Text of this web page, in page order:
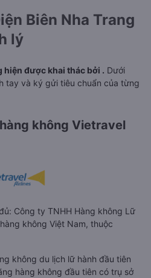
Biên Nha Trang
lý
hiện được khai thác bởi . Dưới
tay và ký gửi tiêu chuẩn của từng
không Vietravel
Công ty TNHH Hàng không Lữ
không Việt Nam, thuộc
không du lịch lữ hành đầu tiên
hàng không đầu tiên có trụ sở